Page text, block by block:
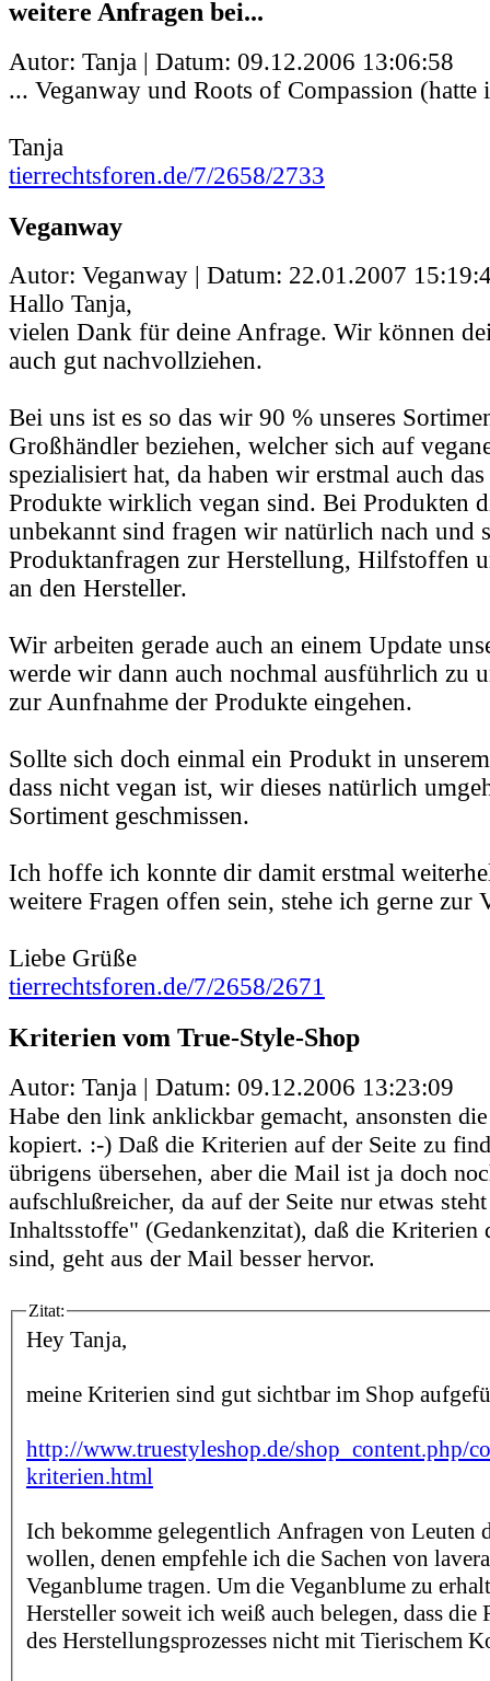
weitere Anfragen bei...
Autor: Tanja | Datum: 09.12.2006 13:06:58
... Veganway und Roots of Compassion (hatte
Tanja
tierrechtsforen.de/7/2658/2733
Veganway
Autor: Veganway | Datum: 22.01.2007
Hallo Tanja,
vielen Dank für deine Anfrage. Wir können
auch gut nachvollziehen.
Bei uns ist es so das wir 90 % unseres
Großhändler beziehen, welcher sich auf
spezialisiert hat, da haben wir erstmal auch
Produkte wirklich vegan sind. Bei Produkten
unbekannt sind fragen wir natürlich nach und
Produktanfragen zur Herstellung, Hilfstoffen
an den Hersteller.
Wir arbeiten gerade auch an einem Update
werde wir dann auch nochmal ausführlich zu
zur Aunfnahme der Produkte eingehen.
Sollte sich doch einmal ein Produkt in
dass nicht vegan ist, wir dieses natürlich
Sortiment geschmissen.
Ich hoffe ich konnte dir damit erstmal
weitere Fragen offen sein, stehe ich gerne zur
Liebe Grüße
tierrechtsforen.de/7/2658/2671
Kriterien vom True-Style-Shop
Autor: Tanja | Datum: 09.12.2006 13:23:09
Habe den link anklickbar gemacht, ansonsten
kopiert. :-) Daß die Kriterien auf der Seite zu
übrigens übersehen, aber die Mail ist ja doch
aufschlußreicher, da auf der Seite nur etwas
Inhaltsstoffe" (Gedankenzitat), daß die Kriterien
sind, geht aus der Mail besser hervor.
Zitat:
Hey Tanja,
meine Kriterien sind gut sichtbar im Shop
http://www.truestyleshop.de/shop_content.php/
kriterien.html
Ich bekomme gelegentlich Anfragen von Leuten
wollen, denen empfehle ich die Sachen von
Veganblume tragen. Um die Veganblume zu
Hersteller soweit ich weiß auch belegen, dass die
des Herstellungsprozesses nicht mit Tierischem